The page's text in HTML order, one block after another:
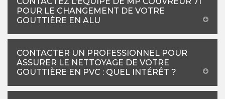
POUR LE CHANGEMENT DE VOTRE
GOUTTIÈRE EN ALU
CONTACTER UN PROFESSIONNEL POUR
ASSURER LE NETTOYAGE DE VOTRE
GOUTTIÈRE EN PVC : QUEL INTÉRÊT ?